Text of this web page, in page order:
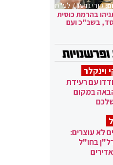
קובי גדעון / לע"מ
בהרמת כוסית
בשב"כ ועם
וינקלר
עם רעידת
במקום
לא עוצרים:
בחו"ל